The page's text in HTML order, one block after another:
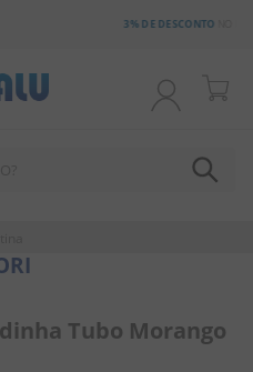
Tubo Morango
1º
3º
pirulito